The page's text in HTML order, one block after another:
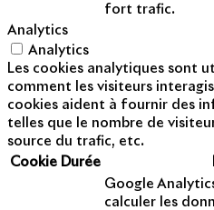
fort trafic.
Analytics
Analytics
Les cookies analytiques sont
comment les visiteurs
cookies aident à fournir des
telles que le nombre de
source du trafic, etc.
Cookie Durée
Google
calculer les